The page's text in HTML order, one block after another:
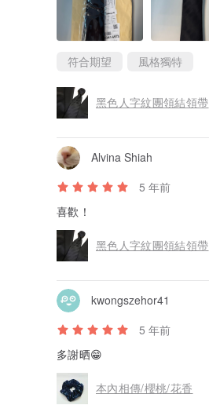
符合期望 風格獨特
黑色人字紋團領結領帶
Alvina Shiah
5 年前
喜歡！
黑色人字紋團領結領帶
kwongszehor41
5 年前
多謝晒😁
本內相傳/櫻桃/花香